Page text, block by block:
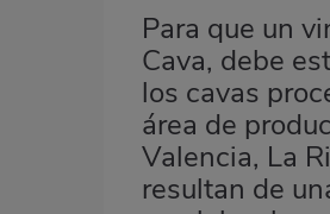
Para que un
Cava, debe
los cavas
área de
Valencia, La
resultan de